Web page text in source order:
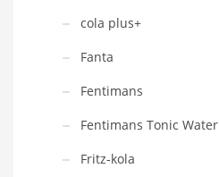
cola plus+
Fanta
Fentimans
Fentimans Tonic Water
Fritz-kola